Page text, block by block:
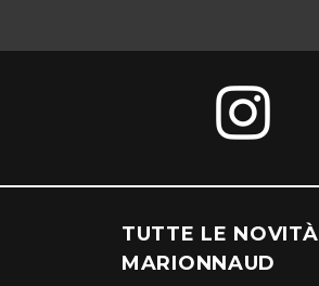
TUTTE LE NOVITÀ
MARIONNAUD